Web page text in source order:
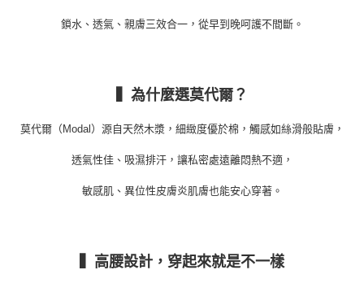
鎖水、透氣、親膚三效合一，從早到晚呵護不間斷。
▍為什麼選莫代爾？
莫代爾（Modal）源自天然木漿，細緻度優於棉，觸感如絲滑般貼膚，
透氣性佳、吸濕排汗，讓私密處遠離悶熱不適，
敏感肌、異位性皮膚炎肌膚也能安心穿著。
▍高腰設計，穿起來就是不一樣